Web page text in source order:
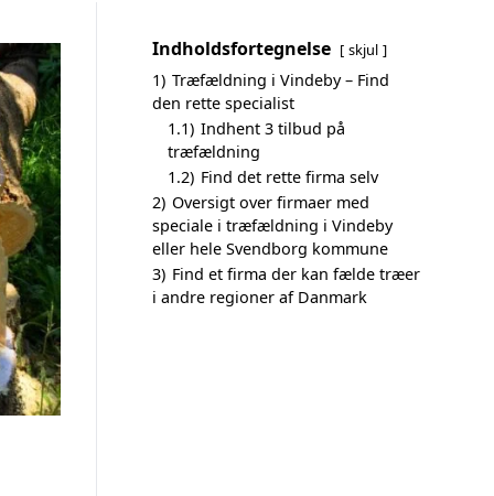
Indholdsfortegnelse skjul
1) Træfældning i Vindeby – Find
den rette specialist
1.1) Indhent 3 tilbud på
træfældning
1.2) Find det rette firma selv
2) Oversigt over firmaer med
speciale i træfældning i Vindeby
eller hele Svendborg kommune
3) Find et firma der kan fælde træer
i andre regioner af Danmark